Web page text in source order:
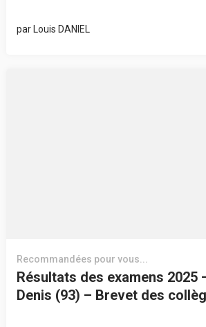
par Louis DANIEL
Recommandées pour vous...
Résultats des examens 2025
Denis (93) – Brevet des